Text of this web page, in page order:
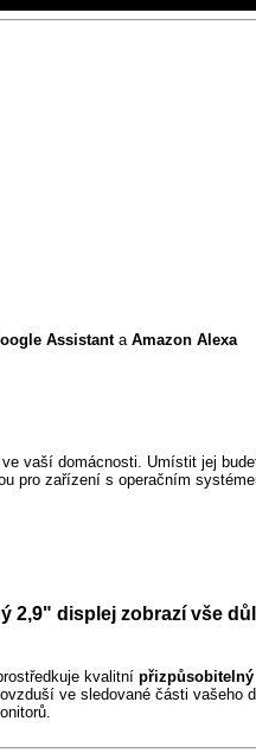
Assistant a Amazon Alexa
vaší domácnosti. Umístit jej
pro zařízení s operačním
2,9" displej zobrazí vše
kvalitní
ve sledované části vašeho